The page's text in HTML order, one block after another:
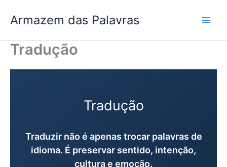
para
conteúdo
Armazem das Palavras
Tradução
Tradução
Traduzir não é apenas trocar palavras de
idioma. É preservar sentido, intenção,
cultura e emoção.